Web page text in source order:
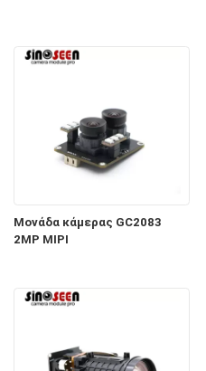
Μονάδα κάμερας GC2083
2MP MIPI